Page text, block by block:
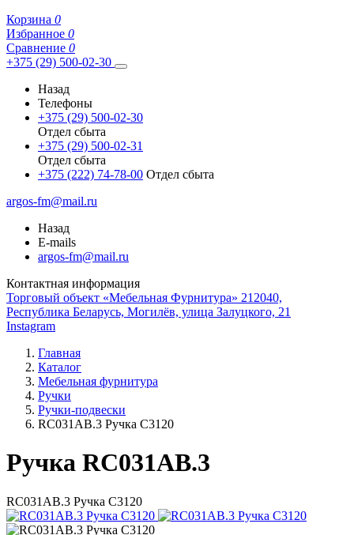
Корзина 0
Избранное 0
Сравнение 0
+375 (29) 500-02-30
Назад
Телефоны
+375 (29) 500-02-30
Отдел сбыта
+375 (29) 500-02-31
Отдел сбыта
+375 (222) 74-78-00 Отдел сбыта
argos-fm@mail.ru
Назад
E-mails
argos-fm@mail.ru
Контактная информация
Торговый объект «Мебельная Фурнитура» 212040,
Республика Беларусь, Могилёв, улица Залуцкого, 21
Instagram
Главная
Каталог
Мебельная фурнитура
Ручки
Ручки-подвески
RC031AB.3 Ручка С3120
Ручка RC031AB.3
RC031AB.3 Ручка С3120